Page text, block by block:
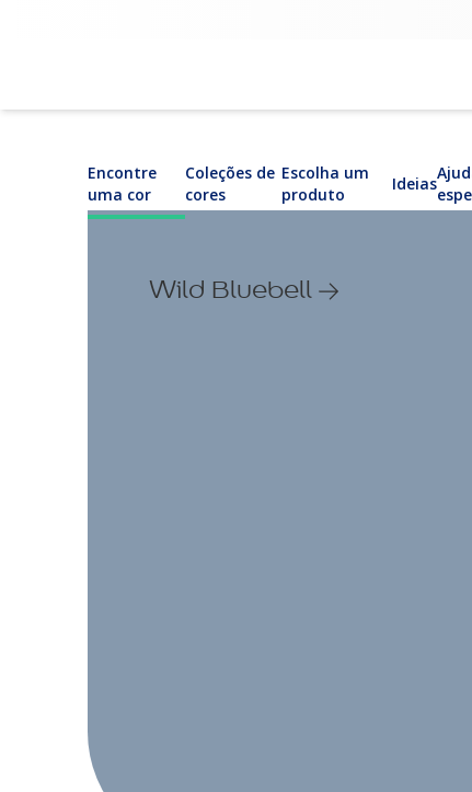
Encontre
uma cor
Coleções de
cores
Escolha um
produto
Ideias
Wild Bluebell